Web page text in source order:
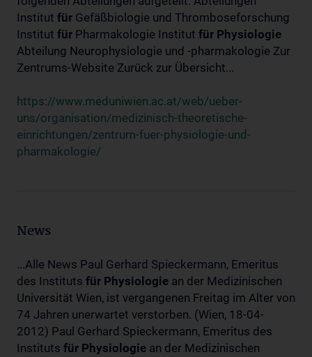
Institut für Gefäßbiologie und Thromboseforschung
Institut für Pharmakologie Institut für Physiologie
Abteilung Neurophysiologie und -pharmakologie Zur
Zentrums-Website Zurück zur Übersicht...
https://www.meduniwien.ac.at/web/ueber-
uns/organisation/medizinisch-theoretische-
einrichtungen/zentrum-fuer-physiologie-und-
pharmakologie/
News
...Alle News Paul Gerhard Spieckermann, Emeritus
des Instituts für Physiologie an der Medizinischen
Universität Wien, ist vergangenen Freitag im Alter von
74 Jahren unerwartet verstorben. (Wien, 18-04-
2012) Paul Gerhard Spieckermann, Emeritus des
Instituts für Physiologie an der Medizinischen